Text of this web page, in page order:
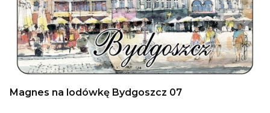
Magnes na lodówkę Bydgoszcz 07